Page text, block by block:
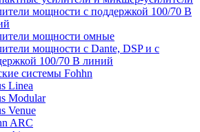
мощности с поддержкой 100/70 В
мощности омные
мощности с Dante, DSP и с
100/70 В линий
системы Fohhn
Linea
Modular
Venue
ARC